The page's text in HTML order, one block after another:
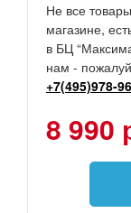
Не все
магазине,
в БЦ
нам -
+7(495)978-
8 990